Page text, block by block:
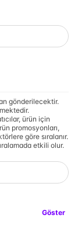
gönderilecektir.
ürün için
promosyonları,
göre sıralanır.
etkili olur.
Göster